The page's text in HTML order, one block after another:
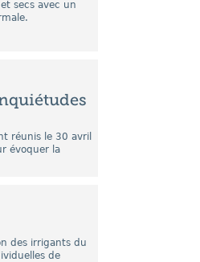
secs avec un
réunis le 30 avril
évoquer la
des irrigants du
de